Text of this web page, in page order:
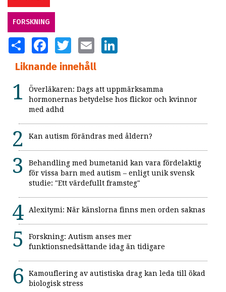
FORSKNING
SHARE FACEBOOKTWITTER EMAIL
Liknande innehåll
Överläkaren: Dags att uppmärksamma
hormonernas betydelse hos flickor och kvinnor
med adhd
Kan autism förändras med åldern?
Behandling med bumetanid kan vara fördelaktig
för vissa barn med autism – enligt unik svensk
studie: "Ett värdefullt framsteg"
Alexitymi: När känslorna finns men orden saknas
Forskning: Autism anses mer
funktionsnedsättande idag än tidigare
Kamouflering av autistiska drag kan leda till ökad
biologisk stress